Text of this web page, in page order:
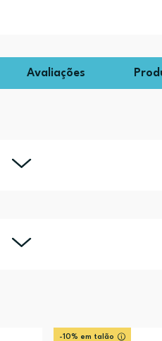
Avaliações
-10% em talão